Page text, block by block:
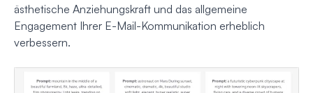
ästhetische Anziehungskraft und das allgemeine
Engagement Ihrer E-Mail-Kommunikation erheblich
verbessern.